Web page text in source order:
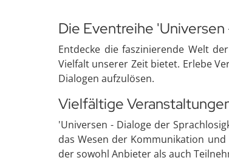
Die Eventreihe
Entdecke die faszinierende Welt
Vielfalt unserer Zeit bietet. Erlebe
Dialogen aufzulösen.
Vielfältige
'Universen - Dialoge der
das Wesen der Kommunikation
der sowohl Anbieter als auch